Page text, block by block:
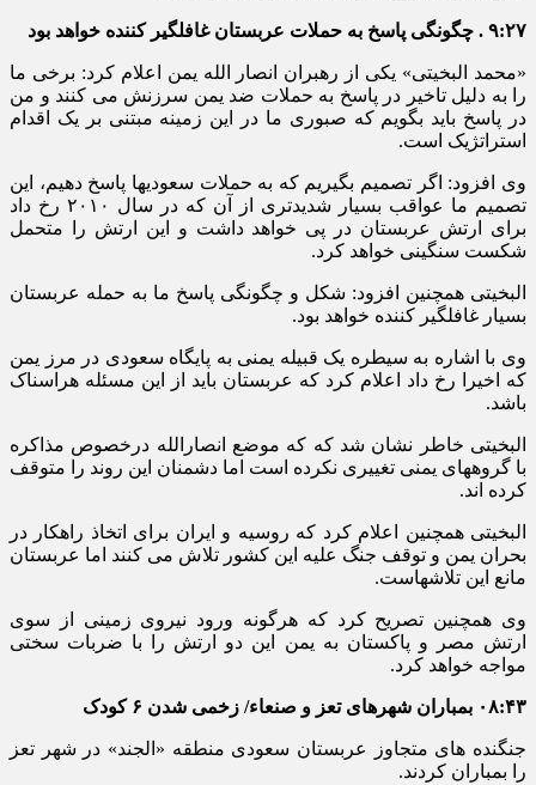
۹:۲۷ . چگونگی پاسخ به حملات عربستان غافلگیر کننده خواهد بود
«محمد البخیتی» یکی از رهبران انصار الله یمن اعلام کرد: برخی ما
را به دلیل تاخیر در پاسخ به حملات ضد یمن سرزنش می کنند و من
در پاسخ باید بگویم که صبوری ما در این زمینه مبتنی بر یک اقدام
استراتژیک است.
وی افزود: اگر تصمیم بگیریم که به حملات سعودیها پاسخ دهیم، این
تصمیم ما عواقب بسیار شدیدتری از آن که در سال ۲۰۱۰ رخ داد
برای ارتش عربستان در پی خواهد داشت و این ارتش را متحمل
شکست سنگینی خواهد کرد.
البخیتی همچنین افزود: شکل و چگونگی پاسخ ما به حمله عربستان
بسیار غافلگیر کننده خواهد بود.
وی با اشاره به سیطره یک قبیله یمنی به پایگاه سعودی در مرز یمن
که اخیرا رخ داد اعلام کرد که عربستان باید از این مسئله هراسناک
باشد.
البخیتی خاطر نشان شد که که موضع انصارالله درخصوص مذاکره
با گروههای یمنی تغییری نکرده است اما دشمنان این روند را متوقف
کرده اند.
البخیتی همچنین اعلام کرد که روسیه و ایران برای اتخاذ راهکار در
بحران یمن و توقف جنگ علیه این کشور تلاش می کنند اما عربستان
مانع این تلاشهاست.
وی همچنین تصریح کرد که هرگونه ورود نیروی زمینی از سوی
ارتش مصر و پاکستان به یمن این دو ارتش را با ضربات سختی
مواجه خواهد کرد.​
۰۸:۴۳ بمباران شهرهای تعز و صنعاء/ زخمی شدن ۶ کودک
جنگنده های متجاوز عربستان سعودی منطقه «الجند» در شهر تعز
را بمباران کردند.